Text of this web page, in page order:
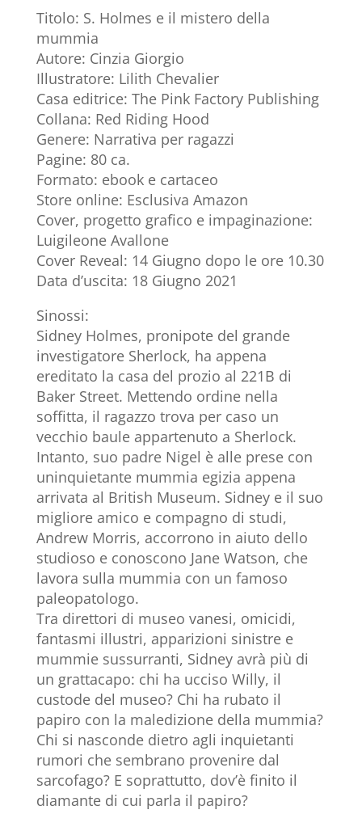
Titolo: S. Holmes e il mistero della
mummia
Autore: Cinzia Giorgio
Illustratore: Lilith Chevalier
Casa editrice: The Pink Factory Publishing
Collana: Red Riding Hood
Genere: Narrativa per ragazzi
Pagine: 80 ca.
Formato: ebook e cartaceo
Store online: Esclusiva Amazon
Cover, progetto grafico e impaginazione:
Luigileone Avallone
Cover Reveal: 14 Giugno dopo le ore 10.30
Data d’uscita: 18 Giugno 2021
Sinossi:
Sidney Holmes, pronipote del grande
investigatore Sherlock, ha appena
ereditato la casa del prozio al 221B di
Baker Street. Mettendo ordine nella
soffitta, il ragazzo trova per caso un
vecchio baule appartenuto a Sherlock.
Intanto, suo padre Nigel è alle prese con
uninquietante mummia egizia appena
arrivata al British Museum. Sidney e il suo
migliore amico e compagno di studi,
Andrew Morris, accorrono in aiuto dello
studioso e conoscono Jane Watson, che
lavora sulla mummia con un famoso
paleopatologo.
Tra direttori di museo vanesi, omicidi,
fantasmi illustri, apparizioni sinistre e
mummie sussurranti, Sidney avrà più di
un grattacapo: chi ha ucciso Willy, il
custode del museo? Chi ha rubato il
papiro con la maledizione della mummia?
Chi si nasconde dietro agli inquietanti
rumori che sembrano provenire dal
sarcofago? E soprattutto, dov’è finito il
diamante di cui parla il papiro?